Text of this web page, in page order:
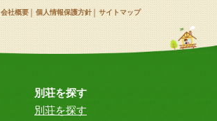
会社概要 個人情報保護方針 サイトマップ
別荘を探す
別荘を探す